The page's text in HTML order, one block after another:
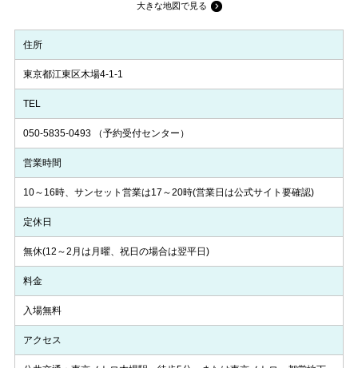
大きな地図で見る
住所
東京都江東区木場4-1-1
TEL
050-5835-0493（予約受付センター）
営業時間
10～16時、サンセット営業は17～20時(営業日は公式サイト要確認)
定休日
無休(12～2月は月曜、祝日の場合は翌平日)
料金
入場無料
アクセス